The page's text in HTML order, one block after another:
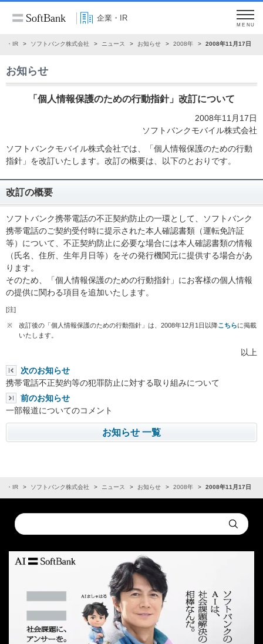
企業・IR
MENU
・IR ソフトバンク株式会社 ニュース お知らせ 2008年 2008年11月17日
お知らせ
「個人情報保護のための行動指針」改訂について
2008年11月17日
ソフトバンクモバイル株式会社
ソフトバンクモバイル株式会社では、「個人情報保護のための行動
指針」を改訂いたします。改訂の概要は、以下のとおりです。
改訂の概要
ソフトバンク携帯電話の不正契約防止の一環として、ソフトバンク
携帯電話のご契約受付時に提示された本人確認書類（運転免許証
等）について、不正契約防止に必要な場合には本人確認書類の情報
（氏名、住所、生年月日等）をその発行機関元に提供する場合があ
ります。
そのため、「個人情報保護のための行動指針」にお客様の個人情報
の提供に関わる項目を追加いたします。
[注]
※ 改訂後の「個人情報保護のための行動指針」は、2008年12月1日以降こちらに掲載
いたします。
以上
次のお知らせ
携帯電話不正契約等の犯罪防止に対する取り組みについて
前のお知らせ
一部報道についてのコメント
お知らせ 一覧
・IR ソフトバンク株式会社 ニュース お知らせ 2008年 2008年11月17日
Conduct
a
Submit